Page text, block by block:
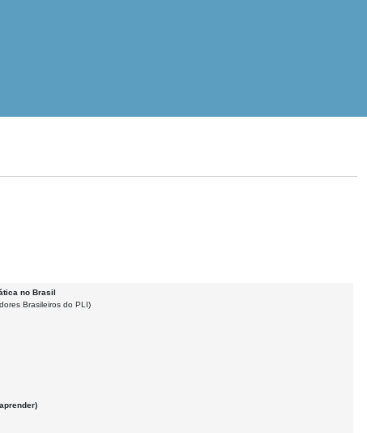
no Brasil
Brasileiros do PLI)